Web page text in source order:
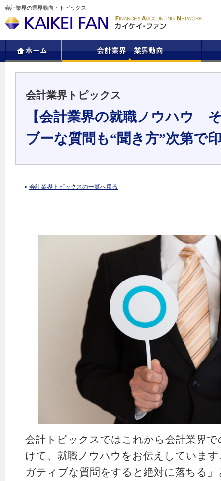
会計業界の業界動向・トピックス
会計業界トピックス
【会計業界の就職ノウハウ
ブーな質問も“聞き方”次第で
会計業界トピックスの一覧へ戻る
会計トピックスではこれから会計業界
けて、就職ノウハウをお伝えしていま
ガティブな質問をすると絶対に落ちる